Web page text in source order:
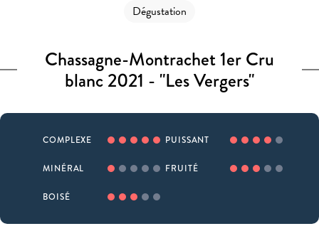
Dégustation
Chassagne-Montrachet 1er Cru
blanc 2021 - "Les Vergers"
COMPLEXE PUISSANT
MINÉRAL FRUITÉ
BOISÉ